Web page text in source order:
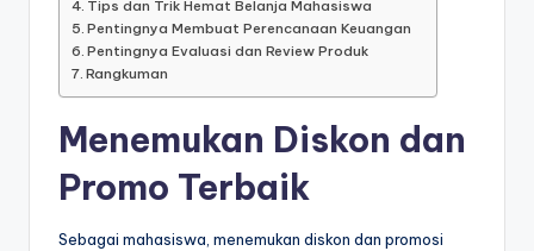
Tips dan Trik Hemat Belanja Mahasiswa
Pentingnya Membuat Perencanaan Keuangan
Pentingnya Evaluasi dan Review Produk
Rangkuman
Menemukan Diskon dan
Promo Terbaik
Sebagai mahasiswa, menemukan diskon dan promosi